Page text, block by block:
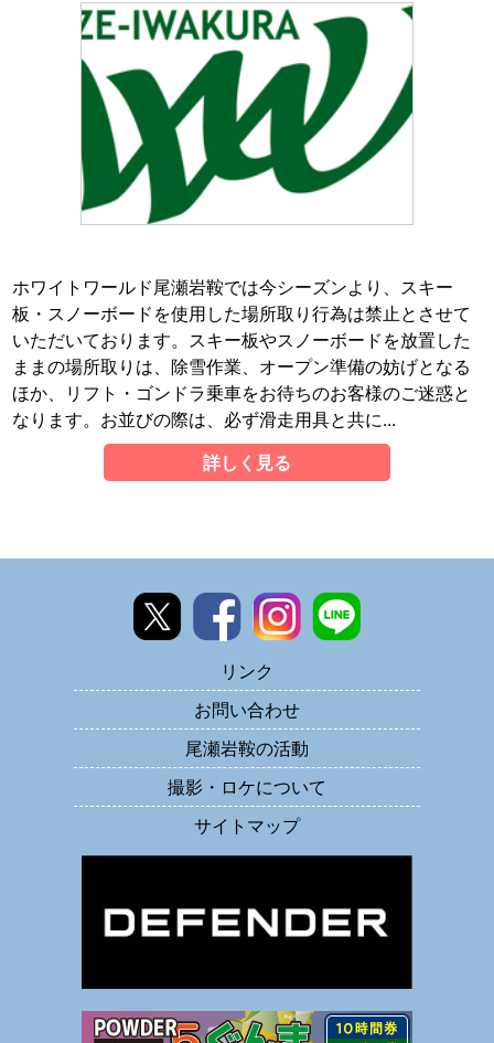
ホワイトワールド尾瀬岩鞍では今シーズンより、スキー
板・スノーボードを使用した場所取り行為は禁止とさせて
いただいております。スキー板やスノーボードを放置した
ままの場所取りは、除雪作業、オープン準備の妨げとなる
ほか、リフト・ゴンドラ乗車をお待ちのお客様のご迷惑と
なります。お並びの際は、必ず滑走用具と共に...
詳しく見る
リンク
お問い合わせ
尾瀬岩鞍の活動
撮影・ロケについて
サイトマップ